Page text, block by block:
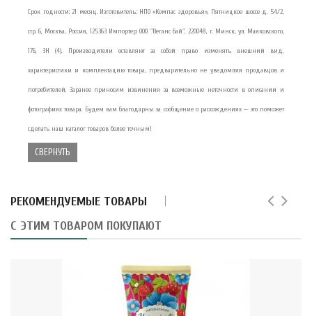
Срок годности: 21 месяц. Изготовитель: НПО «Компас здоровья», Пятницкое шоссе д. 54/2,
стр. 6, Москва, Россия, 125363 Импортер: ООО "Веганс бай", 220048, г. Минск, ул. Маяковского,
176, 3Н (4). Производители оставляют за собой право изменять внешний вид,
характеристики и комплектацию товара, предварительно не уведомляя продавцов и
потребителей. Заранее приносим извинения за возможные неточности в описании и
фотографиях товара. Будем вам благодарны за сообщение о расхождениях — это поможет
сделать наш каталог товаров более точным!
СВЕРНУТЬ
РЕКОМЕНДУЕМЫЕ ТОВАРЫ
С ЭТИМ ТОВАРОМ ПОКУПАЮТ